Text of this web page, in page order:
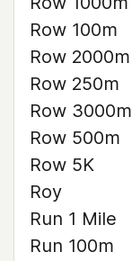
Row 100m
Row 2000m
Row 250m
Row 3000m
Row 500m
Row 5K
Roy
Run 1 Mile
Run 100m